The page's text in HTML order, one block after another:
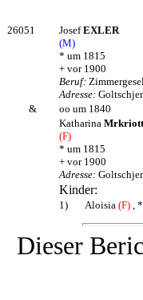
26051 JosefEXLER
(M)
* um 1815
+ vor 1900
Beruf:
Adresse:
&
oo um 1840
Katharina
(F)
* um 1815
+ vor 1900
Adresse:
Kinder:
1) Aloisia (F) ,
Dieser